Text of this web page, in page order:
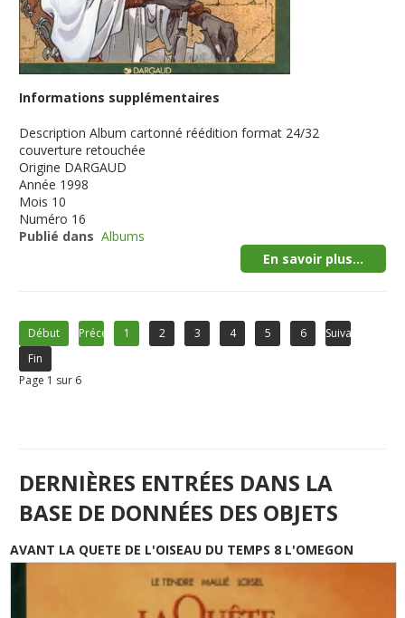
Informations supplémentaires
Description Album cartonné réédition format 24/32
couverture retouchée
Origine DARGAUD
Année 1998
Mois 10
Numéro 16
Publié dans Albums
En savoir plus...
Début Précédent1 2 3 4 5 6
Suivant
Fin
Page 1 sur 6
DERNIÈRES ENTRÉES DANS LA
BASE DE DONNÉES DES OBJETS
AVANT LA QUETE DE L'OISEAU DU TEMPS 8 L'OMEGON